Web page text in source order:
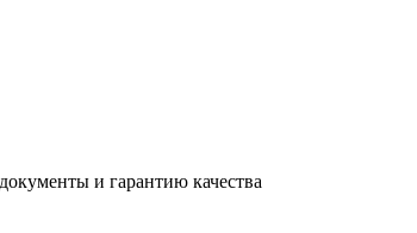
и гарантию качества